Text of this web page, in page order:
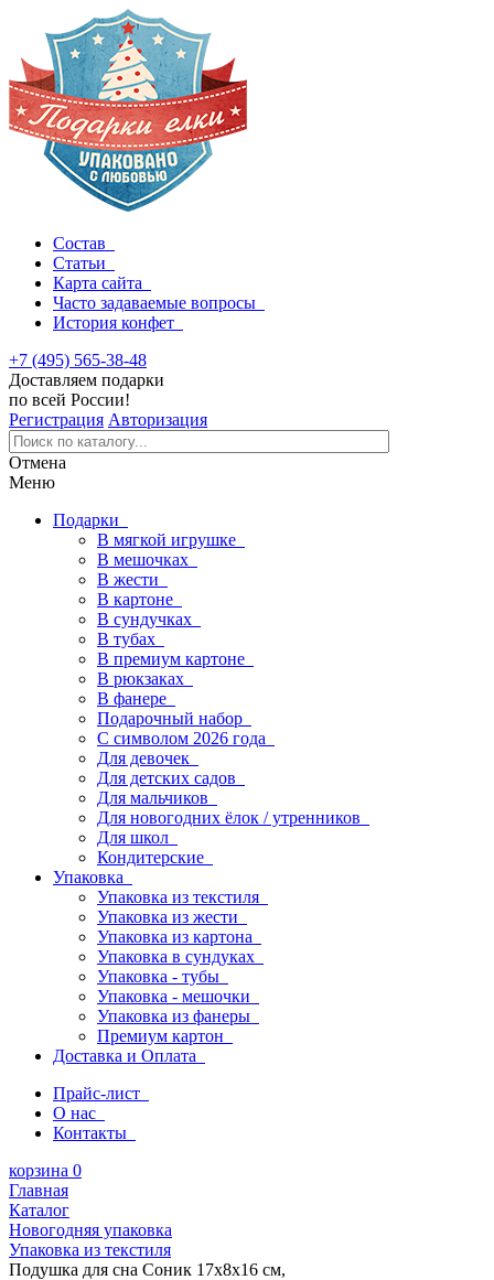
Состав
Статьи
Карта сайта
Часто задаваемые вопросы
История конфет
+7 (495) 565-38-48
Доставляем подарки
по всей России!
Регистрация Авторизация
Отмена
Меню
Подарки
В мягкой игрушке
В мешочках
В жести
В картоне
В сундучках
В тубах
В премиум картоне
В рюкзаках
В фанере
Подарочный набор
С символом 2026 года
Для девочек
Для детских садов
Для мальчиков
Для новогодних ёлок / утренников
Для школ
Кондитерские
Упаковка
Упаковка из текстиля
Упаковка из жести
Упаковка из картона
Упаковка в сундуках
Упаковка - тубы
Упаковка - мешочки
Упаковка из фанеры
Премиум картон
Доставка и Оплата
Прайс-лист
О нас
Контакты
корзина 0
Главная
Каталог
Новогодняя упаковка
Упаковка из текстиля
Подушка для сна Соник 17х8х16 см,